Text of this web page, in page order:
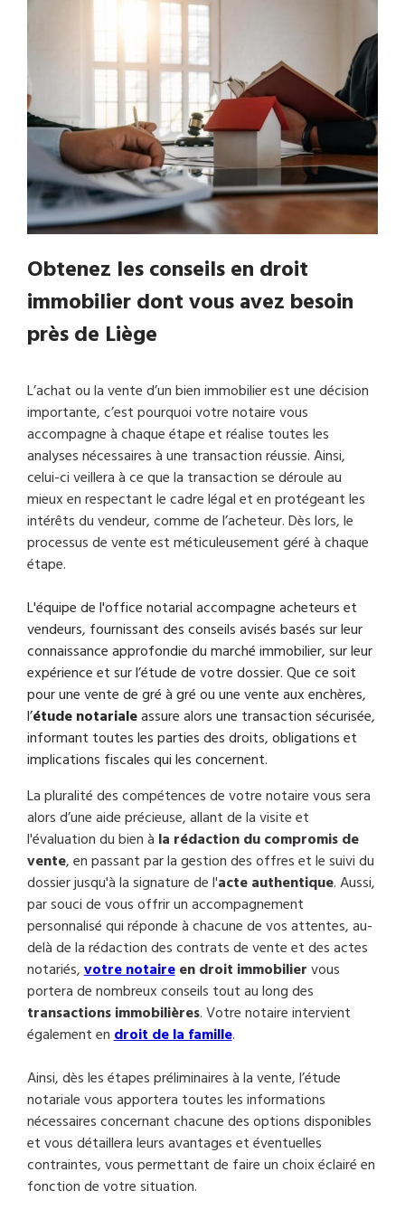
Obtenez les conseils en droit
immobilier dont vous avez besoin
près de Liège
L’achat ou la vente d’un bien immobilier est une décision
importante, c’est pourquoi votre notaire vous
accompagne à chaque étape et réalise toutes les
analyses nécessaires à une transaction réussie. Ainsi,
celui-ci veillera à ce que la transaction se déroule au
mieux en respectant le cadre légal et en protégeant les
intérêts du vendeur, comme de l’acheteur. Dès lors, le
processus de vente est méticuleusement géré à chaque
étape.
L'équipe de l'office notarial accompagne acheteurs et
vendeurs, fournissant des conseils avisés basés sur leur
connaissance approfondie du marché immobilier, sur leur
expérience et sur l’étude de votre dossier. Que ce soit
pour une vente de gré à gré ou une vente aux enchères,
l’étude notarialeassure alors une transaction sécurisée,
informant toutes les parties des droits, obligations et
implications fiscales qui les concernent.
La pluralité des compétences de votre notaire vous sera
alors d’une aide précieuse, allant de la visite et
l'évaluation du bien à la rédaction du compromis de
vente, en passant par la gestion des offres et le suivi du
dossier jusqu'à la signature de l'acte authentique. Aussi,
par souci de vous offrir un accompagnement
personnalisé qui réponde à chacune de vos attentes, au-
delà de la rédaction des contrats de vente et des actes
notariés, votre notaireen droit immobilier vous
portera de nombreux conseils tout au long des
transactions immobilières. Votre notaire intervient
également en droit de la famille.
Ainsi, dès les étapes préliminaires à la vente, l’étude
notariale vous apportera toutes les informations
nécessaires concernant chacune des options disponibles
et vous détaillera leurs avantages et éventuelles
contraintes, vous permettant de faire un choix éclairé en
fonction de votre situation.